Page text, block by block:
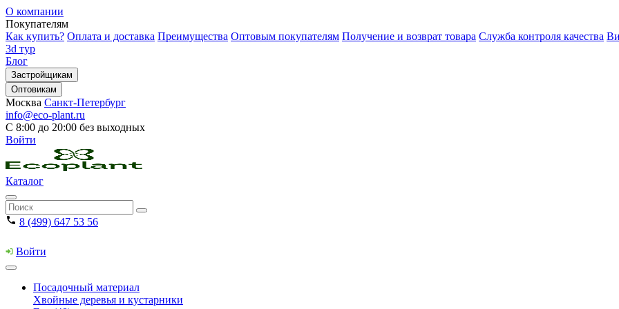
О компании
Покупателям
Как купить? Оплата и доставка Преимущества Оптовым покупателям Получение и возврат товара Служба контроля качества
3d тур
Блог
Застройщикам
Оптовикам
Москва Санкт-Петербург
info@eco-plant.ru
С 8:00 до 20:00 без выходных
Войти
Каталог
8 (499) 647 53 56
Войти
Посадочный материал
Хвойные деревья и кустарники